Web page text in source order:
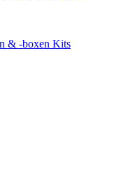
& -boxen Kits